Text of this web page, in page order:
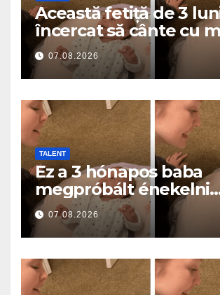
Această fetiță de 3
încercat să cânte cu
ei… și a topit milioane
inimi
07.08.2026
TALENT
Ez a 3 hónapos baba
megpróbált énekelni
anyával… és milliók
olvasztotta meg
07.08.2026